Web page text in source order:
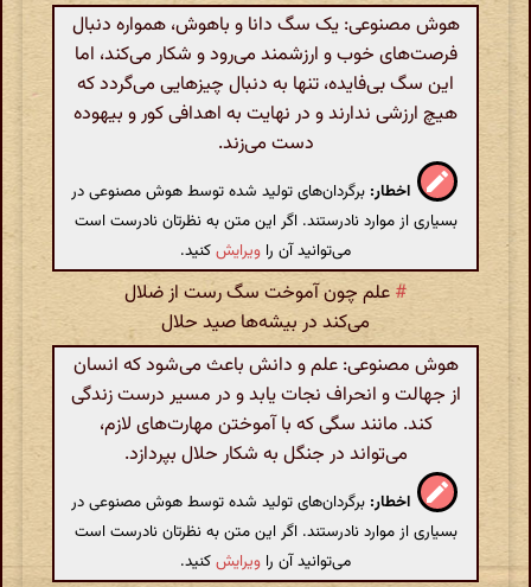
هوش مصنوعی: یک سگ دانا و باهوش، همواره دنبال
فرصت‌های خوب و ارزشمند می‌رود و شکار می‌کند، اما
این سگ بی‌فایده، تنها به دنبال چیزهایی می‌گردد که
هیچ ارزشی ندارند و در نهایت به اهدافی کور و بیهوده
دست می‌زند.
اخطار: برگردان‌های تولید شده توسط هوش مصنوعی در
بسیاری از موارد نادرستند. اگر این متن به نظرتان نادرست است
می‌توانید آن را ویرایشکنید.
# علم چون آموخت سگ رست از ضلال
می‌کند در بیشه‌ها صید حلال
هوش مصنوعی: علم و دانش باعث می‌شود که انسان
از جهالت و انحراف نجات یابد و در مسیر درست زندگی
کند. مانند سگی که با آموختن مهارت‌های لازم،
می‌تواند در جنگل به شکار حلال بپردازد.
اخطار: برگردان‌های تولید شده توسط هوش مصنوعی در
بسیاری از موارد نادرستند. اگر این متن به نظرتان نادرست است
می‌توانید آن را ویرایشکنید.